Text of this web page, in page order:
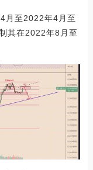
月至2022年4月至
其在2022年8月至